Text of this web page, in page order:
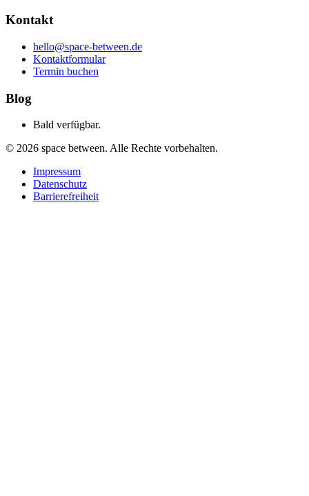
Kontakt
hello@space-between.de
Kontaktformular
Termin buchen
Blog
Bald verfügbar.
© 2026 space between. Alle Rechte vorbehalten.
Impressum
Datenschutz
Barrierefreiheit